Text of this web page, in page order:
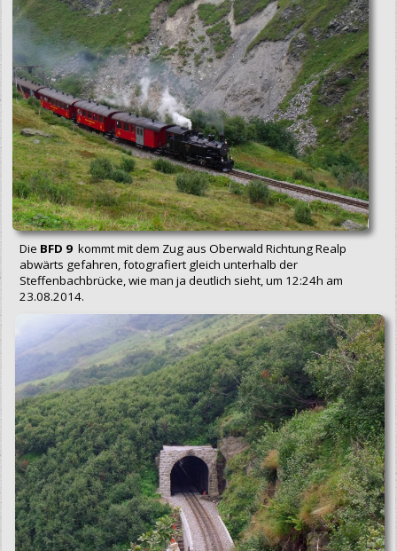
Die BFD 9kommt mit dem Zug aus Oberwald Richtung Realp
abwärts gefahren, fotografiert gleich unterhalb der
Steffenbachbrücke, wie man ja deutlich sieht, um 12:24h am
23.08.2014.